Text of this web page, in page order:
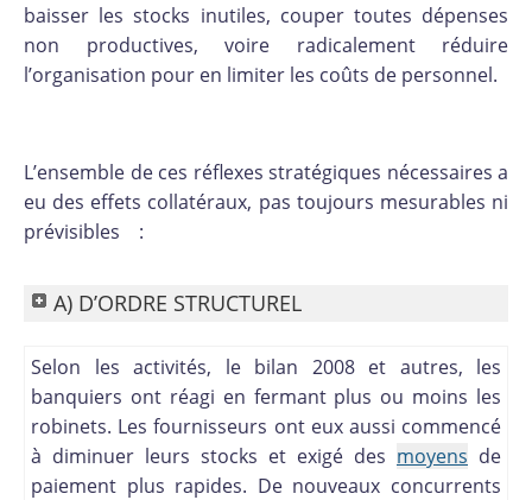
baisser les stocks inutiles, couper toutes dépenses
non productives, voire radicalement réduire
l’organisation pour en limiter les coûts de personnel.
L’ensemble de ces réflexes stratégiques nécessaires a
eu des effets collatéraux, pas toujours mesurables ni
prévisibles :
A) D’ORDRE STRUCTUREL
Selon les activités, le bilan 2008 et autres, les
banquiers ont réagi en fermant plus ou moins les
robinets. Les fournisseurs ont eux aussi commencé
à diminuer leurs stocks et exigé des moyens de
paiement plus rapides. De nouveaux concurrents